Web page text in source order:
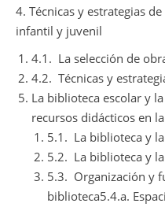
4. Técnicas y estrategias
infantil y juvenil
4.1. La selección de
4.2. Técnicas y
La biblioteca escolar y
recursos didácticos en
5.1. La biblioteca y
5.2. La biblioteca y
5.3. Organización y
biblioteca5.4.a.